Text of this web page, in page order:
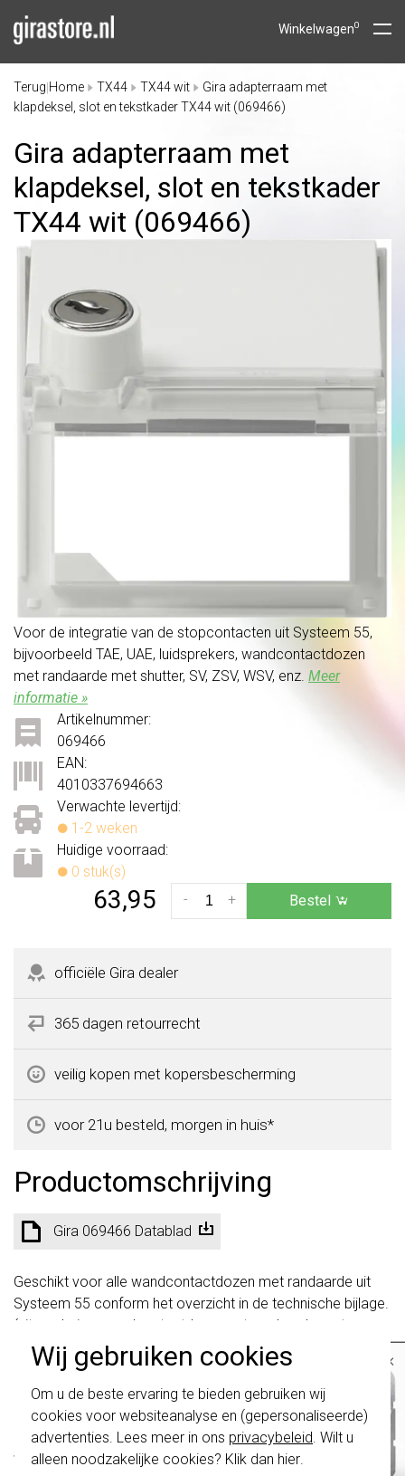
Wij gebruiken cookies
Om u de beste ervaring te bieden gebruiken wij
cookies voor websiteanalyse en (gepersonaliseerde)
advertenties. Lees meer in ons privacybeleid . Wilt u
alleen noodzakelijke cookies? Klik dan hier
Winkelwagen0
Terug Home TX44 TX44 wit
Gira adapterraam met
klapdeksel, slot en tekstkader TX44 wit (069466)
Gira adapterraam met
klapdeksel, slot en tekstkader
TX44 wit (069466)
Voor de integratie van de stopcontacten uit Systeem 55,
bijvoorbeeld TAE, UAE, luidsprekers, wandcontactdozen
met randaarde met shutter, SV, ZSV, WSV, enz. Meer
informatie »
Verwachte levertijd:
1-2 weken
Huidige voorraad:
0 stuk(s)
Artikelnummer:
069466
EAN:
4010337694663
63,95 +
- Bestel
officiële Gira dealer
365 dagen retourrecht
veilig kopen met kopersbescherming
voor 21u besteld, morgen in huis*
Productomschrijving
Gira 069466 Datablad
Geschikt voor alle wandcontactdozen met randaarde uit
Systeem 55 conform het overzicht in de technische bijlage.
(uitzondering: wandcontactdoos met randaarde met
klapdeksel, wandcontactdoos met aardlekbeveiliging en
andere stopcontacten uit Systeem 55.)
Technische specificaties
Specificatie
Waarde
×
schakelwippen zijn vernieuwd. Ze zijn
niette combineren met de schakelaars
van vóór augustus 2024.
Klik hiervoor meer informatie, zodat je